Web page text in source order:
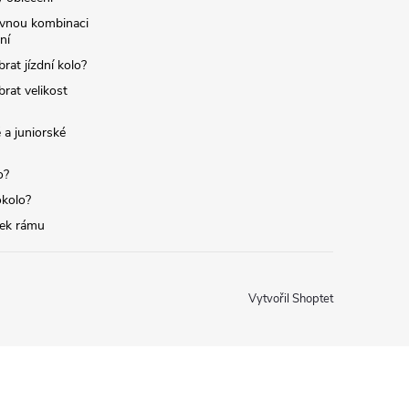
kombinaci
jízdní kolo?
velikost
a juniorské
rámu
Vytvořil Shoptet